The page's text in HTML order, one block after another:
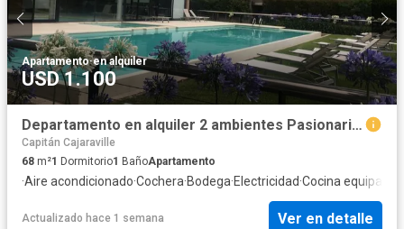
Apartamento·en alquiler
USD 1.100
Departamento en alquiler 2 ambientes Pasionaria San Isidro. Martinez
Capitán Cajaraville
68 m²1 Dormitorio1 BañoApartamento
·Aire acondicionado·Cochera·Bodega·Electricidad·Cocina equipada
Actualizado hace 1 semana Ver en detalle